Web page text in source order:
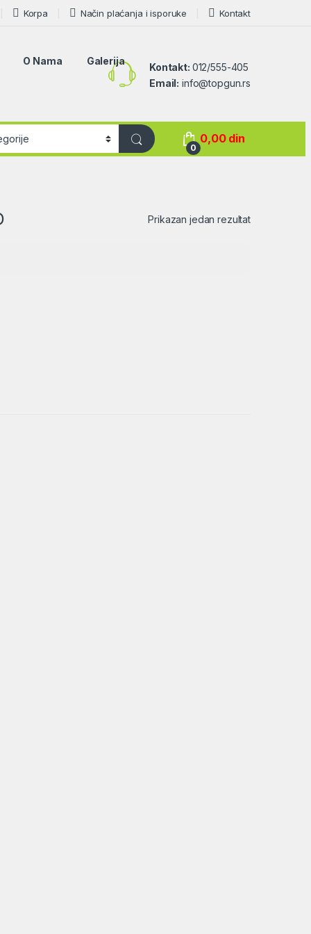
Korpa Način plaćanja i isporuke Kontakt
O Nama Galerija
Kontakt: 012/555-405
Email: info@topgun.rs
0
0,00 din
Prikazan jedan rezultat